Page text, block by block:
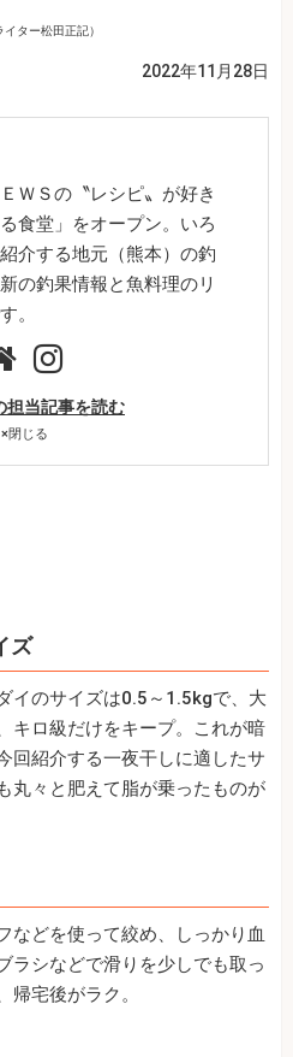
ター松田正記）
2022年11月28日
ＷＳの〝レシピ〟が好き
食堂」をオープン。いろ
介する地元（熊本）の釣
の釣果情報と魚料理のリ
。
担当記事を読む
×閉じる
ズ
イのサイズは0.5～1.5kgで、大
キロ級だけをキープ。これが暗
回紹介する一夜干しに適したサ
丸々と肥えて脂が乗ったものが
などを使って絞め、しっかり血
ラシなどで滑りを少しでも取っ
帰宅後がラク。